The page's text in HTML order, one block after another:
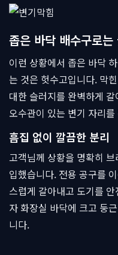
좁은 바닥 배수구로
이런 상황에서 좁은 바닥
는 것은 헛수고입니다. 막
대한 슬러지를 완벽하게
오수관이 있는 변기 자리
흠집 없이 깔끔한 분리
고객님께 상황을 명확히
입했습니다. 전용 공구를
스럽게 갈아내고 도기를
자 화장실 바닥에 크고 둥
니다.